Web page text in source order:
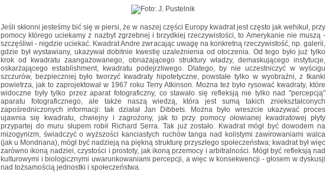
Jeśli skłonni jesteśmy bić się w piersi, że w naszej części Europy kwadrat jest często jak wehikuł, przy
pomocy którego uciekamy z nazbyt zgrzebnej i brzydkiej rzeczywistości, to Amerykanie nie muszą -
szczęśliwi - nigdzie uciekać. Kwadrat Andre zwracając uwagę na konkretną rzeczywistość, np. galerii,
gdzie był wystawiany, ukazywał dobitnie kwestię uzależnienia od otoczenia. Od tego było już tylko
krok od kwadratu zaangażowanego, obnażającego struktury władzy, demaskującego instytucje,
oskarżającego establishment, kwadratu podejrzliwego. Dlatego, by nie uczestniczyć w wyścigu
szczurów, bezpieczniej było tworzyć kwadraty hipotetyczne, powstałe tylko w wyobraźni, z tkanki
powietrza, jak to zaprojektował w 1967 roku Terry Atkinson. Można też było rysować kwadraty, które
widoczne były tylko przez aparat fotograficzny, co stawało się refleksją nie tylko nad "percepcją"
aparatu fotograficznego, ale także naszą wiedzą, która jest sumą takich zniekształconych
zapośredniczonych informacji: tak działał Jan Dibbets. Można było wreszcie ukazywać proces
ujawnia się kwadratu, chwiejny i zagrożony, jak to przy pomocy ołowianej kwadratowej płyty
przypartej do muru słupem robił Richard Serra. Tak już zostało. Kwadrat mógł być dowodem na
mizogynizm, świadczyć o wyższości kanciastych ruchów tanga nad kolistymi zawirowaniami walca
(jak u Mondriana), mógł być nadzieją na piękną strukturę przyszłego społeczeństwa; kwadrat był więc
zarówno ikoną nadziei, czystości i prostoty, jak ikoną przemocy i arbitralności. Mógł być refleksją nad
kulturowymi i biologicznymi uwarunkowaniami percepcji, a więc w konsekwencji - głosem w dyskusji
nad tożsamością jednostki i społeczeństwa.